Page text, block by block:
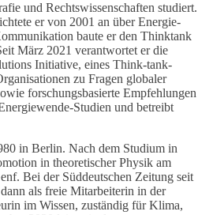
und Rechtswissenschaften studiert.
er von 2001 an über Energie-
baute er den Thinktank
März 2021 verantwortet er die
Initiative, eines Think-tank-
zu Fragen globaler
forschungsbasierte Empfehlungen
Studien und betreibt
in Berlin. Nach dem Studium in
in theoretischer Physik am
Bei der Süddeutschen Zeitung seit
als freie Mitarbeiterin in der
im Wissen, zuständig für Klima,